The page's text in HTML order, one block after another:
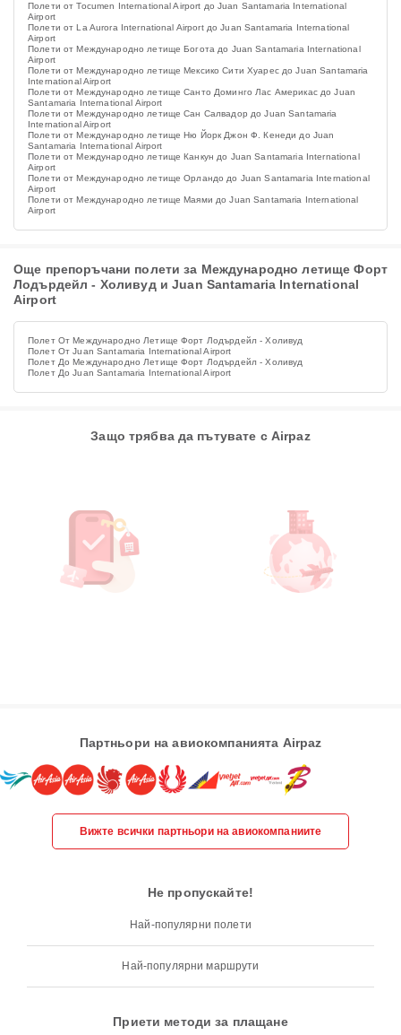
Полети от Tocumen International Airport до Juan Santamaria International
Airport
Полети от La Aurora International Airport до Juan Santamaria International
Airport
Полети от Международно летище Богота до Juan Santamaria International
Airport
Полети от Международно летище Мексико Сити Хуарес до Juan Santamaria
International Airport
Полети от Международно летище Санто Доминго Лас Америкас до Juan
Santamaria International Airport
Полети от Международно летище Сан Салвадор до Juan Santamaria
International Airport
Полети от Международно летище Ню Йорк Джон Ф. Кенеди до Juan
Santamaria International Airport
Полети от Международно летище Канкун до Juan Santamaria International
Airport
Полети от Международно летище Орландо до Juan Santamaria International
Airport
Полети от Международно летище Маями до Juan Santamaria International
Airport
Още препоръчани полети за Международно летище Форт
Лодърдейл - Холивуд и Juan Santamaria International
Airport
Полет От Международно Летище Форт Лодърдейл - Холивуд
Полет От Juan Santamaria International Airport
Полет До Международно Летище Форт Лодърдейл - Холивуд
Полет До Juan Santamaria International Airport
Защо трябва да пътувате с Airpaz
Партньори на авиокомпанията Airpaz
Вижте всички партньори на авиокомпаниите
Не пропускайте!
Най-популярни полети
Най-популярни маршрути
Приети методи за плащане